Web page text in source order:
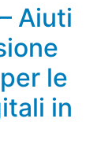
Aiuti
le
in